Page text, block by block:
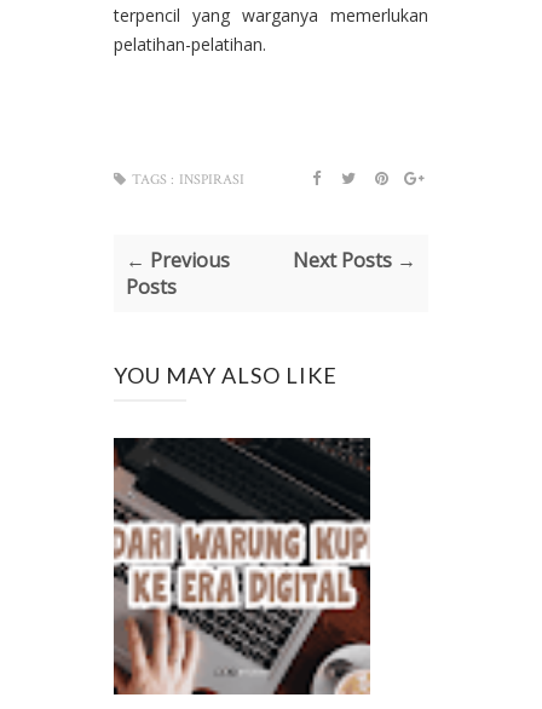
terpencil yang warganya memerlukan
pelatihan-pelatihan.
TAGS : INSPIRASI
← Previous
Posts
Next Posts →
YOU MAY ALSO LIKE